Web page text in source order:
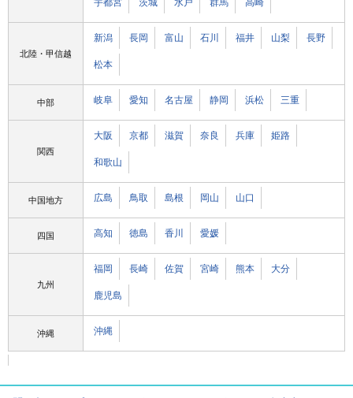
宇都宮 茨城 水戸 群馬 高崎
北陸・甲信越
新潟 長岡 富山 石川 福井 山梨 長野
松本
中部 岐阜 愛知 名古屋 静岡 浜松 三重
関西
大阪 京都 滋賀 奈良 兵庫 姫路
和歌山
中国地方 広島 鳥取 島根 岡山 山口
四国 高知 徳島 香川 愛媛
九州
福岡 長崎 佐賀 宮崎 熊本 大分
鹿児島
沖縄 沖縄